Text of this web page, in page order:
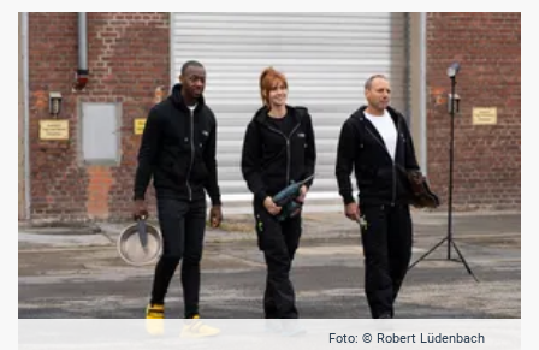
Foto: © Robert Lüdenbach